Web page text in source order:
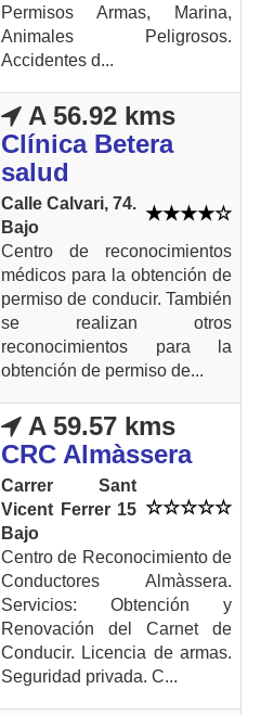
Permisos Armas, Marina,
Animales Peligrosos.
Accidentes d...
A 56.92 kms
Clínica Betera
salud
Calle Calvari, 74.
Bajo
Centro de reconocimientos
médicos para la obtención de
permiso de conducir. También
se realizan otros
reconocimientos para la
obtención de permiso de...
A 59.57 kms
CRC Almàssera
Carrer Sant
Vicent Ferrer 15
Bajo
Centro de Reconocimiento de
Conductores Almàssera.
Servicios: Obtención y
Renovación del Carnet de
Conducir. Licencia de armas.
Seguridad privada. C...